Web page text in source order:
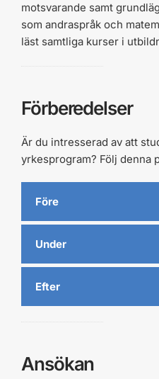
motsvarande samt
som andraspråk och
läst samtliga kurser i
Förberedelser
Är du intresserad av att
yrkesprogram? Följ denna
Före
Under
Efter
Ansökan